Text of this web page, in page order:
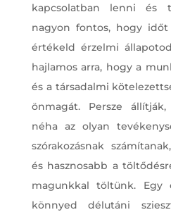
kapcsolatban lenni és
nagyon fontos, hogy időt
értékeld érzelmi
hajlamos arra, hogy a
és a társadalmi
önmagát. Persze
néha az olyan
szórakozásnak
és hasznosabb a
magunkkal töltünk.
könnyed délutáni